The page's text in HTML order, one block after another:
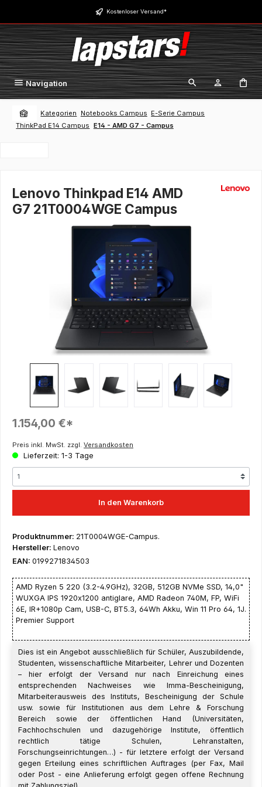
Zum Hauptinhalt springen Kostenloser Versand*
Navigation
Kategorien Notebooks Campus E-Serie Campus
ThinkPad E14 Campus E14 - AMD G7 - Campus
Lenovo Thinkpad E14 AMD
G7 21T0004WGE Campus
Bildergalerie überspringen
Regulärer Preis:
1.154,00 €*
Preis inkl. MwSt. zzgl. Versandkosten
Lieferzeit: 1-3 Tage
In den Warenkorb
Produktnummer: 21T0004WGE-Campus.
Hersteller: Lenovo
EAN: 0199271834503
AMD Ryzen 5 220 (3.2-4.9GHz), 32GB, 512GB NVMe SSD, 14,0"
WUXGA IPS 1920x1200 antiglare, AMD Radeon 740M, FP, WiFi
6E, IR+1080p Cam, USB-C, BT5.3, 64Wh Akku, Win 11 Pro 64, 1J.
Premier Support
Dies ist ein Angebot ausschließlich für Schüler, Auszubildende,
Studenten, wissenschaftliche Mitarbeiter, Lehrer und Dozenten
– hier erfolgt der Versand nur nach Einreichung eines
entsprechenden Nachweises wie Imma-Bescheinigung,
Mitarbeiterausweis des Instituts, Bescheinigung der Schule
usw. sowie für Institutionen aus dem Lehre & Forschung
Bereich sowie der öffentlichen Hand (Universitäten,
Fachhochschulen und dazugehörige Institute, öffentlich
rechtlich tätige Schulen, Lehranstalten,
Forschungseinrichtungen…) - für letztere erfolgt der Versand
gegen Erteilung eines schriftlichen Auftrages (per Fax, Mail
oder Post - eine Anlieferung erfolgt gegen offene Rechnung